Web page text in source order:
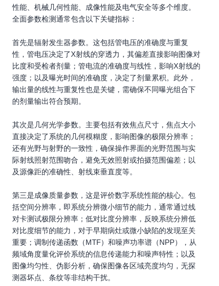
性能、机械几何性能、成像性能及电气安全等多个维度。
全面参数检测通常包含以下关键指标：
首先是辐射发生器参数。这包括管电压的准确度与重复
性，管电压决定了X射线的穿透力，其偏差直接影响图像对
比度和受检者剂量；管电流的准确度与线性，影响X射线的
强度；以及曝光时间的准确度，决定了剂量累积。此外，
输出量的线性与重复性也是关键，需确保不同曝光组合下
的剂量输出符合预期。
其次是几何光学参数。主要包括有效焦点尺寸，焦点大小
直接决定了系统的几何模糊度，影响图像的极限分辨率；
还有光野与射野的一致性，确保操作界面的光野范围与实
际射线照射范围吻合，避免无效照射或拍摄范围偏差；以
及源像距的准确性、射线束垂直度等。
第三是成像质量参数，这是评价数字系统性能的核心。包
括空间分辨率，即系统分辨微小细节的能力，通常通过线
对卡测试极限分辨率；低对比度分辨率，反映系统分辨低
对比度细节的能力，对于早期病灶或微小缺陷的发现至关
重要；调制传递函数（MTF）和噪声功率谱（NPP），从
频域角度量化评价系统的信息传递能力和噪声特性；以及
图像均匀性、伪影分析，确保图像各区域亮度均匀，无探
测器坏点、条纹等非结构干扰。